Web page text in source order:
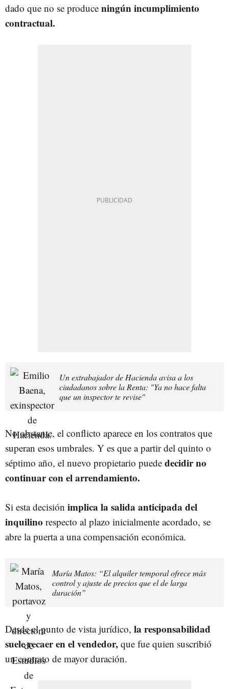
dado que no se produce ningún incumplimiento
contractual.
Un extrabajador de Hacienda avisa a los
ciudadanos sobre la Renta: "Ya no hace falta
que un inspector te revise"
No obstante, el conflicto aparece en los contratos que
superan esos umbrales. Y es que a partir del quinto o
séptimo año, el nuevo propietario puede decidir no
continuar con el arrendamiento.
Si esta decisión implica la salida anticipada del
inquilino respecto al plazo inicialmente acordado, se
abre la puerta a una compensación económica.
María Matos: “El alquiler temporal ofrece más
control y ajuste de precios que el de larga
duración”
Desde el punto de vista jurídico, la responsabilidad
suele recaer en el vendedor, que fue quien suscribió
un contrato de mayor duración.